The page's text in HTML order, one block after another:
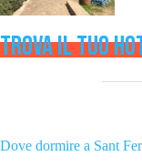
TROVA IL TUO
Dove dormire a Sant